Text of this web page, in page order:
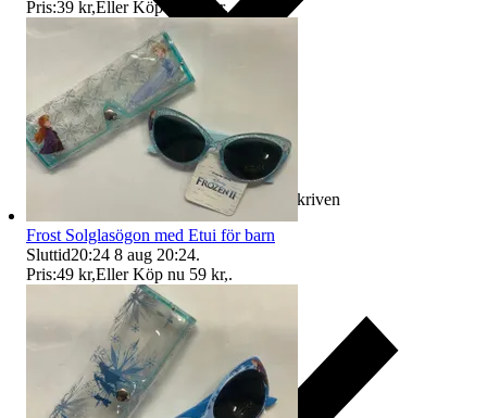
Ersättning om varan inte är som beskriven
Pris:39 kr,Eller Köp nu 42 kr,.
Frost Solglasögon med Etui för barn
Sluttid20:24 8 aug 20:24.
Pris:49 kr,Eller Köp nu 59 kr,.